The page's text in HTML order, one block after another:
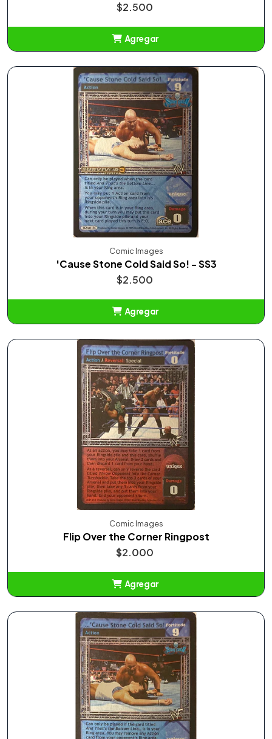
$2.500
Agregar
Comic Images
'Cause Stone Cold Said So! - SS3
$2.500
Agregar
Comic Images
Flip Over the Corner Ringpost
$2.000
Agregar